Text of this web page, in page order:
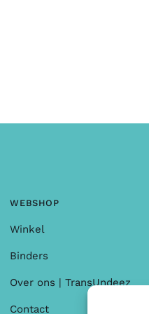
WEBSHOP
Winkel
Binders
Over ons | TransUndeez
Contact